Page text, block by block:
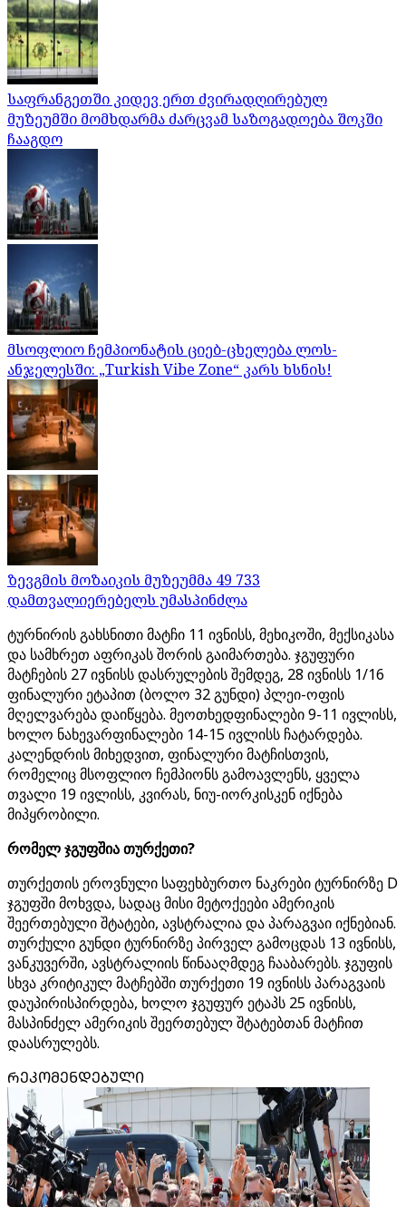
საფრანგეთში კიდევ ერთ ძვირადღირებულ
მუზეუმში მომხდარმა ძარცვამ საზოგადოება შოკში
ჩააგდო
მსოფლიო ჩემპიონატის ციებ-ცხელება ლოს-
ანჯელესში: „Turkish Vibe Zone“ კარს ხსნის!
ზევგმის მოზაიკის მუზეუმმა 49 733
დამთვალიერებელს უმასპინძლა
ტურნირის გახსნითი მატჩი 11 ივნისს, მეხიკოში, მექსიკასა
და სამხრეთ აფრიკას შორის გაიმართება. ჯგუფური
მატჩების 27 ივნისს დასრულების შემდეგ, 28 ივნისს 1/16
ფინალური ეტაპით (ბოლო 32 გუნდი) პლეი-ოფის
მღელვარება დაიწყება. მეოთხედფინალები 9-11 ივლისს,
ხოლო ნახევარფინალები 14-15 ივლისს ჩატარდება.
კალენდრის მიხედვით, ფინალური მატჩისთვის,
რომელიც მსოფლიო ჩემპიონს გამოავლენს, ყველა
თვალი 19 ივლისს, კვირას, ნიუ-იორკისკენ იქნება
მიპყრობილი.
რომელ ჯგუფშია თურქეთი?
თურქეთის ეროვნული საფეხბურთო ნაკრები ტურნირზე D
ჯგუფში მოხვდა, სადაც მისი მეტოქეები ამერიკის
შეერთებული შტატები, ავსტრალია და პარაგვაი იქნებიან.
თურქული გუნდი ტურნირზე პირველ გამოცდას 13 ივნისს,
ვანკუვერში, ავსტრალიის წინააღმდეგ ჩააბარებს. ჯგუფის
სხვა კრიტიკულ მატჩებში თურქეთი 19 ივნისს პარაგვაის
დაუპირისპირდება, ხოლო ჯგუფურ ეტაპს 25 ივნისს,
მასპინძელ ამერიკის შეერთებულ შტატებთან მატჩით
დაასრულებს.
ᲠᲔᲙᲝᲛᲔᲜᲓᲔᲑᲣᲚᲘ